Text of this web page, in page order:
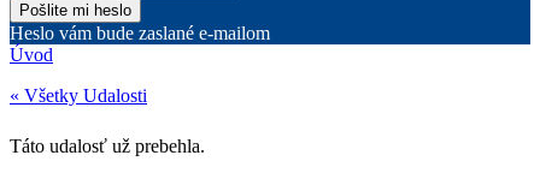
Heslo vám bude zaslané e-mailom
Úvod
« Všetky Udalosti
Táto udalosť už prebehla.